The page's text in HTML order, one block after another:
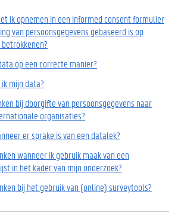
ik opnemen in een informed consent formulier
van persoonsgegevens gebaseerd is op
op een correcte manier?
mijn data?
bij doorgifte van persoonsgegevens naar
organisaties?
er sprake is van een datalek?
wanneer ik gebruik maak van een
in het kader van mijn onderzoek?
bij het gebruik van (online) surveytools?